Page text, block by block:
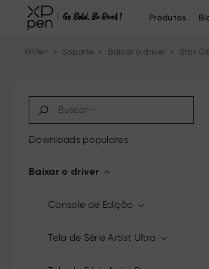
Produtos
XPPen > Soporte > Baixar o driver > Star
Downloads populares
Baixar o driver
Console de Edição
Tela de Série Artist Ultra